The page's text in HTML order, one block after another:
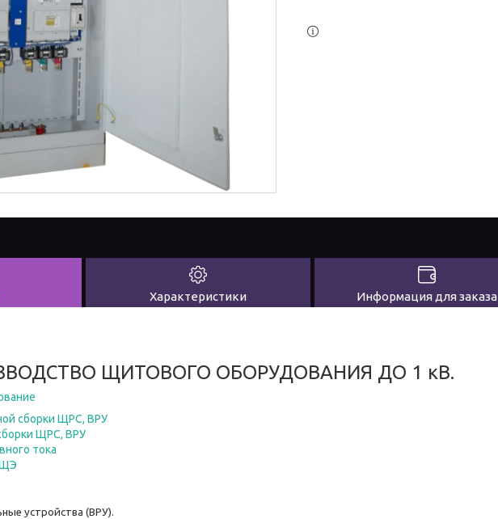
Характеристики Информация для заказа
ЩИТОВОГО ОБОРУДОВАНИЯ ДО 1 кВ.
сборки ЩРС, ВРУ
ЩРС, ВРУ
тока
устройства (ВРУ).